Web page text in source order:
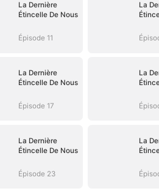
La Dernière
Étincelle De Nous
Épisode 11
La
La Dernière
Étincelle De Nous
Épisode 17
La
La Dernière
Étincelle De Nous
Épisode 23
La